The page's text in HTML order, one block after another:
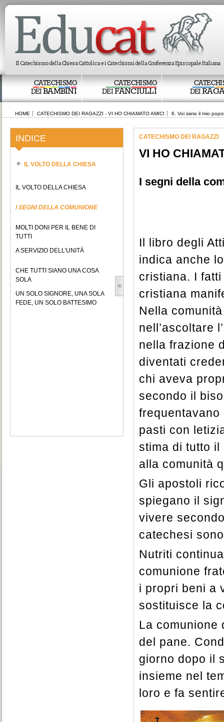
CATECHISMO
DEIBAMBINI
CATECHISMO
DEIFANCIULLI
DEI
HOME CATECHISMO DEI RAGAZZI - VI HO CHIAMATO AMICI 6. Voi siete il mio
INDICE
IL VOLTO DELLA CHIESA
IL VOLTO DELLA CHIESA
I SEGNI DELLA COMUNIONE
MOLTI DONI PER IL BENE DI
TUTTI
A SERVIZIO DELL’UNITÀ
CHE TUTTI SIANO UNA COSA
SOLA
UN SOLO SIGNORE, UNA SOLA
FEDE, UN SOLO BATTESIMO
CATECHISMO DEI RAGAZZI
VI HO
I segni della
Il libro degli
indica anche
cristiana. I
cristiana
Nella
nell’ascoltare
nella frazione
diventati
chi aveva
secondo il
pasti con
stima di tutto
alla comunità
Gli apostoli
spiegano il
vivere
catechesi
Nutriti
comunione
i propri beni a
sostituisce la
La comunione
del pane.
giorno dopo il
insieme nel
loro e fa